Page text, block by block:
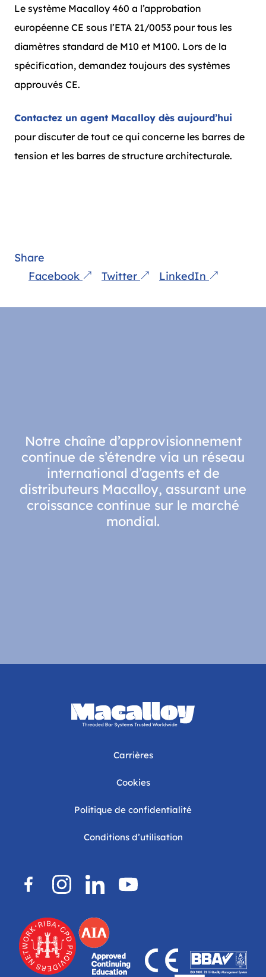
Le système Macalloy 460 a l’approbation
européenne CE sous l’ETA 21/0053 pour tous les
diamètres standard de M10 et M100. Lors de la
spécification, demandez toujours des systèmes
approuvés CE.
Contactez un agent Macalloy dès aujourd’hui
pour discuter de tout ce qui concerne les barres de
tension et les barres de structure architecturale.
Share
Facebook
Twitter LinkedIn
Notre chaîne d’approvisionnement
continue de s’étendre via un réseau
international d’agents et de
distributeurs Macalloy, assurant une
croissance continue sur le marché
mondial.
Carrières
Cookies
Politique de confidentialité
Conditions d’utilisation